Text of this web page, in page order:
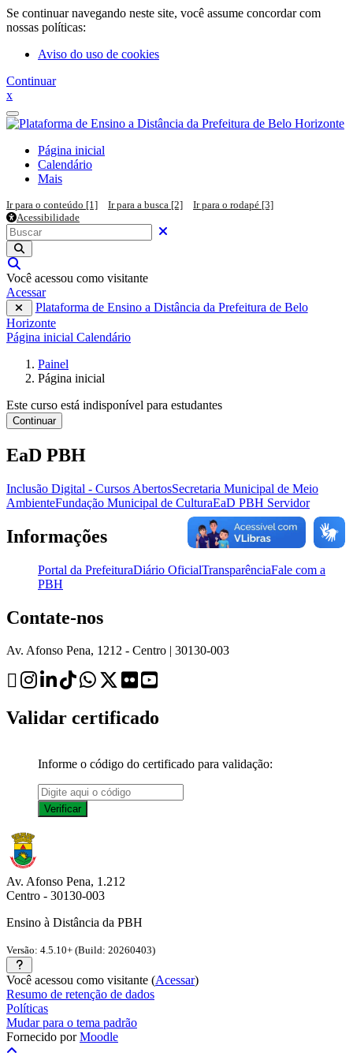
Ir para o conteúdo principal
Se continuar navegando neste site, você assume concordar com
nossas políticas:
Aviso do uso de cookies
Continuar
x
Painel lateral
Página inicial
Calendário
Mais
Ir para o conteúdo [1] Ir para a busca [2]
Ir para o rodapé [3]
Acessibilidade
Pesquisar em todo o site
Buscar
Executar pesquisa
Você acessou como visitante
Acessar
Plataforma de Ensino a Distância da Prefeitura de Belo
Horizonte
Página inicial Calendário
Painel
Página inicial
Este curso está indisponível para estudantes
Continuar
EaD PBH
Inclusão Digital - Cursos AbertosSecretaria Municipal de Meio
AmbienteFundação Municipal de CulturaEaD PBH Servidor
Informações
Portal da PrefeituraDiário OficialTransparênciaFale com a
PBH
Contate-nos
Av. Afonso Pena, 1212 - Centro | 30130-003
Validar certificado
Informe o código do certificado para validação:
Av. Afonso Pena, 1.212
Centro - 30130-003
Ensino à Distância da PBH
Versão: 4.5.10+ (Build: 20260403)
Você acessou como visitante (Acessar)
Resumo de retenção de dados
Políticas
Mudar para o tema padrão
Fornecido porMoodle